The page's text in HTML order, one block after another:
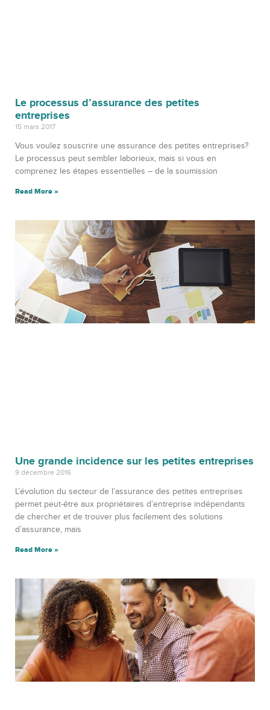
Le processus d’assurance des petites
entreprises
15 mars 2017
Vous voulez souscrire une assurance des petites entreprises?
Le processus peut sembler laborieux, mais si vous en
comprenez les étapes essentielles – de la soumission
Read More »
Une grande incidence sur les petites entreprises
9 décembre 2016
L’évolution du secteur de l’assurance des petites entreprises
permet peut-être aux propriétaires d’entreprise indépendants
de chercher et de trouver plus facilement des solutions
d’assurance, mais
Read More »